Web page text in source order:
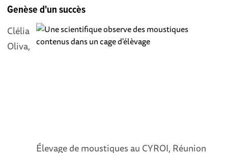
Genèse d'un succès
Élevage de moustiques au CYROI, Réunion
Clélia
Oliva,